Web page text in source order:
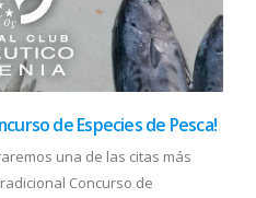
de Especies de Pesca!
una de las citas más
Concurso de